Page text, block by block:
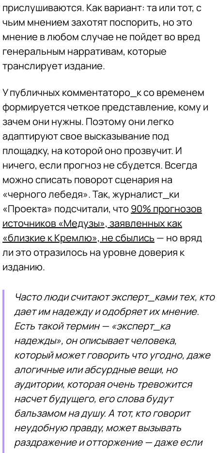
прислушиваются. Как вариант: та или тот, с
чьим мнением захотят поспорить, но это
мнение в любом случае не пойдет во вред
генеральным нарративам, которые
транслирует издание.
У публичных комментаторо_к со временем
формируется четкое представление, кому и
зачем они нужны. Поэтому они легко
адаптируют свое высказывание под
площадку, на которой оно прозвучит. И
ничего, если прогноз не сбудется. Всегда
можно списать поворот сценария на
«черного лебедя». Так, журналист_ки
«Проекта» подсчитали, что 90% прогнозов
источников «Медузы», заявленных как
«близкие к Кремлю», не сбылись — но вряд
ли это отразилось на уровне доверия к
изданию.
Часто люди считают эксперт_ками тех, кто
дает им надежду и одобряет их мнение.
Есть такой термин — «эксперт_ка
надежды», он описывает человека,
который может говорить что угодно, даже
алогичные или абсурдные вещи, но
аудитории, которая очень тревожится
насчет будущего, его слова будут
бальзамом на душу. А тот, кто говорит
неудобную правду, может вызывать
раздражение и отторжение — даже если